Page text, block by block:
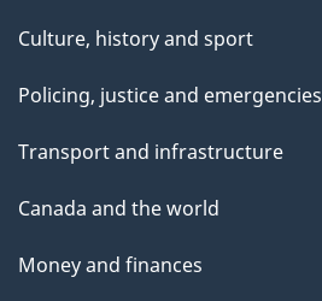
Culture, history and sport
Policing, justice and emergencies
Transport and infrastructure
Canada and the world
Money and finances